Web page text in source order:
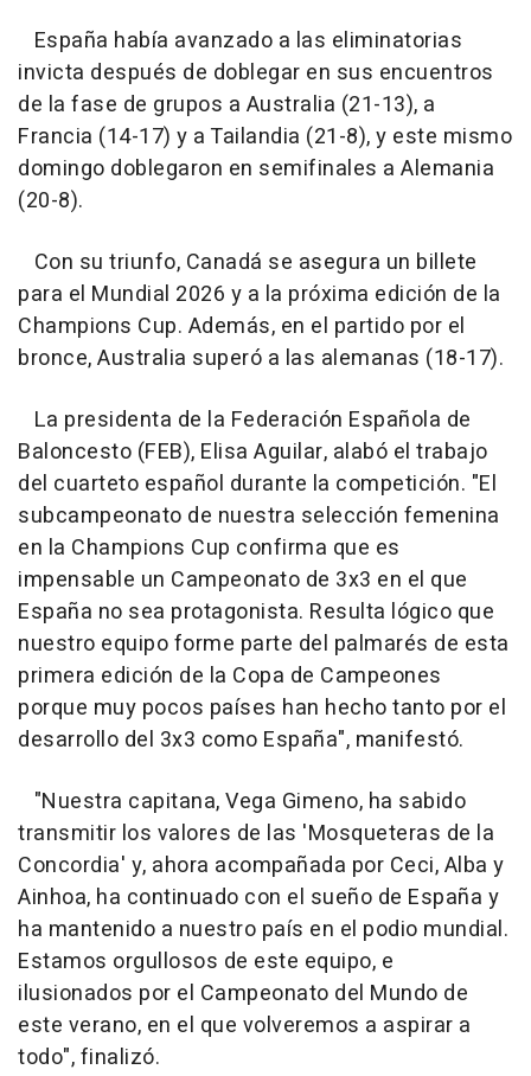
España había avanzado a las eliminatorias
invicta después de doblegar en sus encuentros
de la fase de grupos a Australia (21-13), a
Francia (14-17) y a Tailandia (21-8), y este mismo
domingo doblegaron en semifinales a Alemania
(20-8).
Con su triunfo, Canadá se asegura un billete
para el Mundial 2026 y a la próxima edición de la
Champions Cup. Además, en el partido por el
bronce, Australia superó a las alemanas (18-17).
La presidenta de la Federación Española de
Baloncesto (FEB), Elisa Aguilar, alabó el trabajo
del cuarteto español durante la competición. "El
subcampeonato de nuestra selección femenina
en la Champions Cup confirma que es
impensable un Campeonato de 3x3 en el que
España no sea protagonista. Resulta lógico que
nuestro equipo forme parte del palmarés de esta
primera edición de la Copa de Campeones
porque muy pocos países han hecho tanto por el
desarrollo del 3x3 como España", manifestó.
"Nuestra capitana, Vega Gimeno, ha sabido
transmitir los valores de las 'Mosqueteras de la
Concordia' y, ahora acompañada por Ceci, Alba y
Ainhoa, ha continuado con el sueño de España y
ha mantenido a nuestro país en el podio mundial.
Estamos orgullosos de este equipo, e
ilusionados por el Campeonato del Mundo de
este verano, en el que volveremos a aspirar a
todo", finalizó.